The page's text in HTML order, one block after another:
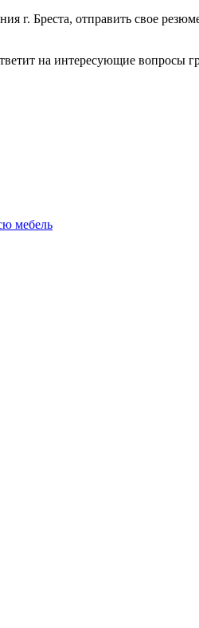
г. Бреста, отправить свое
на интересующие вопросы
мебель